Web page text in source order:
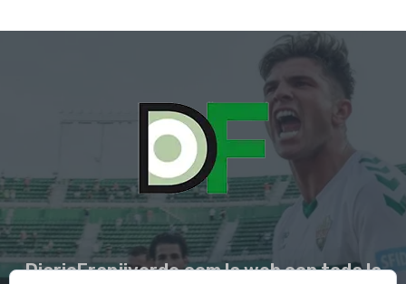
DiarioFranjiverde.com la web con toda la